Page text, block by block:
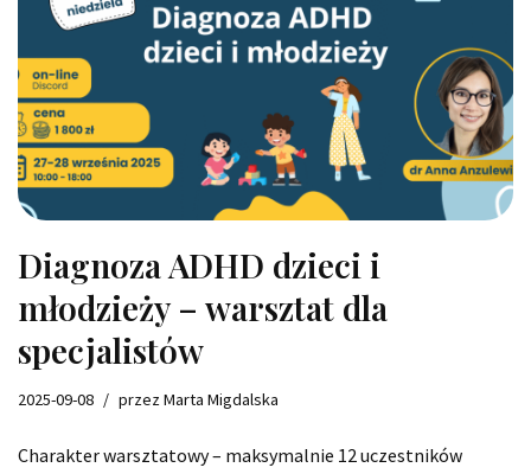
Diagnoza ADHD dzieci i
młodzieży – warsztat dla
specjalistów
2025-09-08 przezMarta Migdalska
Charakter warsztatowy – maksymalnie 12 uczestników